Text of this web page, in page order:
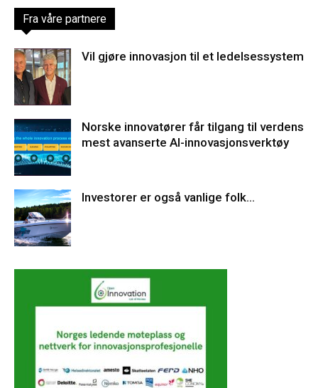
Fra våre partnere
Vil gjøre innovasjon til et ledelsessystem
Norske innovatører får tilgang til verdens
mest avanserte AI-innovasjonsverktøy
Investorer er også vanlige folk…